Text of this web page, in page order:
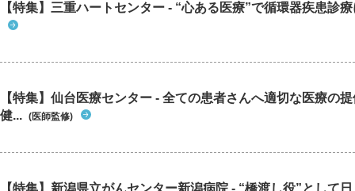
【特集】三重ハートセンター - “心ある医療”で循環器疾患診
【特集】仙台医療センター - 全ての患者さんへ適切な医療の
健... (医師監修)
【特集】新潟県立がんセンター新潟病院 - “橋渡し役”として